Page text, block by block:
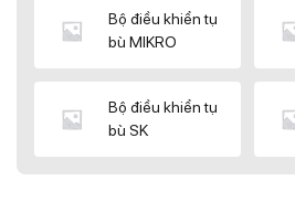
Bộ điều khiển tụ
bù MIKRO
Bộ điều khiển tụ
bù SK